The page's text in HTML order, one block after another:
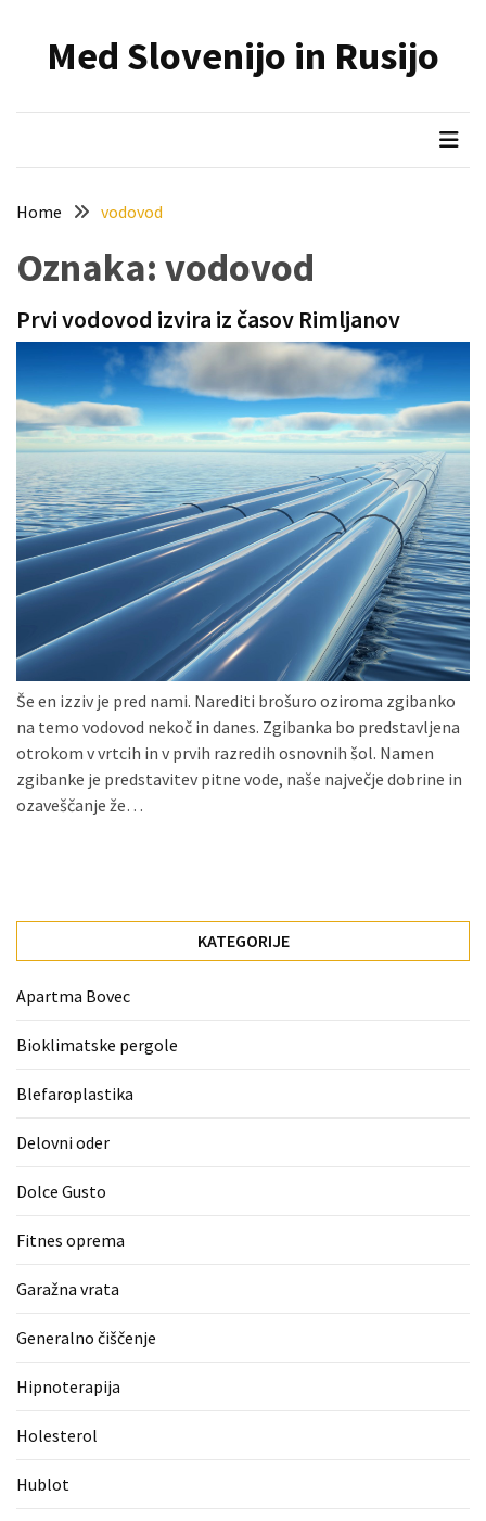
content
NAJNOVEJŠI
dedku
spremenil
življenje
Zelo
svetilka
povečuje
varnost
Konji
kot
simbolj
svobode,
gibanja.
Ko
na
strehi,
solarne
celice
zame
znamka.
USED
(1)
Tisk
majice
(1)
Pergotende
contentMed Slovenijo in Rusijo
Home vodovod
Oznaka: vodovod
Prvi vodovod izvira iz časov Rimljanov
Še en izziv je pred nami. Narediti brošuro oziroma zgibanko
na temo vodovod nekoč in danes. Zgibanka bo predstavljena
otrokom v vrtcih in v prvih razredih osnovnih šol. Namen
zgibanke je predstavitev pitne vode, naše največje dobrine in
ozaveščanje že…
KATEGORIJE
Apartma Bovec
Bioklimatske pergole
Blefaroplastika
Delovni oder
Dolce Gusto
Fitnes oprema
Garažna vrata
Generalno čiščenje
Hipnoterapija
Holesterol
Hublot